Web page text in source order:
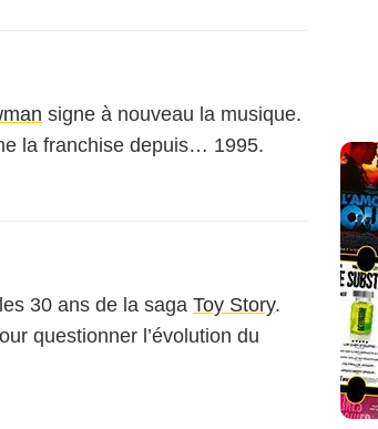
signe à nouveau la musique.
la franchise depuis… 1995.
30 ans de la saga Toy Story.
questionner l’évolution du